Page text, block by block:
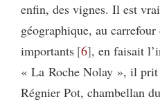
enfin, des vignes. Il est
géographique, au carrefour
importants 6 , en faisait
« La Roche Nolay », il
Régnier Pot, chambellan